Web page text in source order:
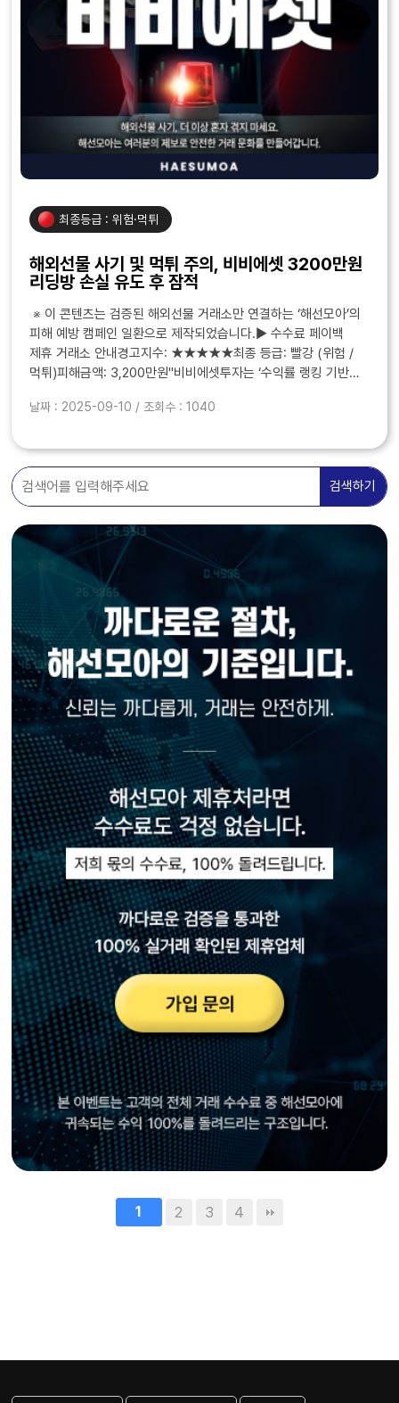
최종등급 : 위험·먹튀
해외선물 사기 및 먹튀 주의, 비비에셋 3200만원
리딩방 손실 유도 후 잠적
※ 이 콘텐츠는 검증된 해외선물 거래소만 연결하는 ‘해선모아’의
피해 예방 캠페인 일환으로 제작되었습니다.▶ 수수료 페이백
제휴 거래소 안내경고지수: ★★★★★최종 등급: 빨강 (위험 /
먹튀)피해금액: 3,200만원"비비에셋투자는 ‘수익률 랭킹 기반
날짜 : 2025-09-10 / 조회수 : 1040
검색하기
1 2 3 4